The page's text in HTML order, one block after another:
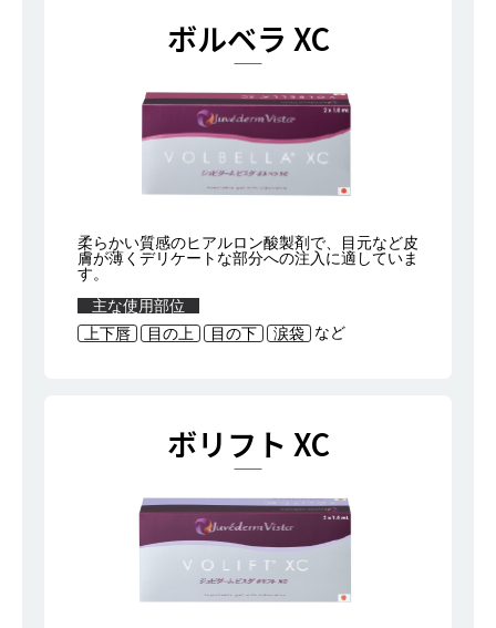
ボルベラ XC
柔らかい質感のヒアルロン酸製剤で、目元など皮
膚が薄くデリケートな部分への注入に適していま
す。
主な使用部位
上下唇
目の上 目の下 涙袋 など
ボリフト XC